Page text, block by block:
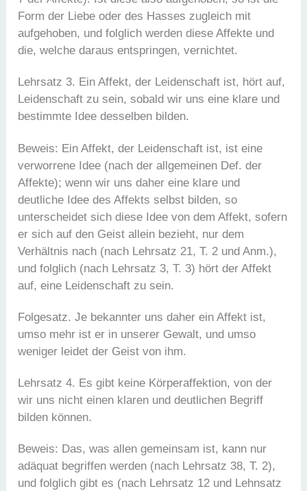
Form der Liebe oder des Hasses zugleich mit
aufgehoben, und folglich werden diese Affekte und
die, welche daraus entspringen, vernichtet.
Lehrsatz 3. Ein Affekt, der Leidenschaft ist, hört auf,
Leidenschaft zu sein, sobald wir uns eine klare und
bestimmte Idee desselben bilden.
Beweis: Ein Affekt, der Leidenschaft ist, ist eine
verworrene Idee (nach der allgemeinen Def. der
Affekte); wenn wir uns daher eine klare und
deutliche Idee des Affekts selbst bilden, so
unterscheidet sich diese Idee von dem Affekt, sofern
er sich auf den Geist allein bezieht, nur dem
Verhältnis nach (nach Lehrsatz 21, T. 2 und Anm.),
und folglich (nach Lehrsatz 3, T. 3) hört der Affekt
auf, eine Leidenschaft zu sein.
Folgesatz. Je bekannter uns daher ein Affekt ist,
umso mehr ist er in unserer Gewalt, und umso
weniger leidet der Geist von ihm.
Lehrsatz 4. Es gibt keine Körperaffektion, von der
wir uns nicht einen klaren und deutlichen Begriff
bilden können.
Beweis: Das, was allen gemeinsam ist, kann nur
adäquat begriffen werden (nach Lehrsatz 38, T. 2),
und folglich gibt es (nach Lehrsatz 12 und Lehnsatz